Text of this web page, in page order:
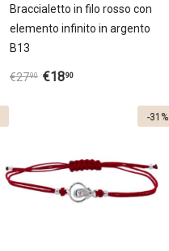
Braccialetto in filo rosso con
elemento infinito in argento
B13
€2790 €1890
-31%